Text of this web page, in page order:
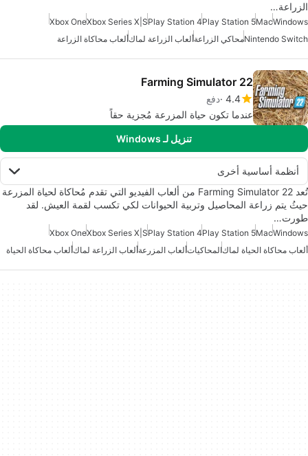
الزراعة…
Windows
Mac
Play Station 5
Play Station 4
Xbox Series X|S
Xbox One
Nintendo Switchمحاكي الزراعةألعاب الزراعة لماكألعاب محاكاة الزراعة
Farming Simulator 22
4.4 دفع
عندما تكون حياة المزرعة مُجزية حقاً
تنزيل لـ Windows
أنظمة أساسية أخرى
تُعد Farming Simulator 22 من ألعاب الفيديو التي تقدم مُحاكاة لحياة المزرعة
حيثُ يتم زراعة المحاصيل وتربية الحيوانات لكي تكسب لقمة العيش. لقد
طورت…
Windows
Mac
Play Station 5
Play Station 4
Xbox Series X|S
Xbox One
ألعاب محاكاة الحياة لماكالمحاكياتألعاب المزرعةألعاب الزراعة لماكألعاب محاكاة الحياة